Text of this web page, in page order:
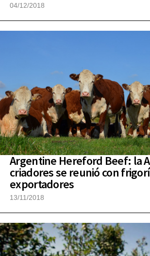
04/12/2018
Argentine Hereford Beef: la
criadores se reunió con
exportadores
13/11/2018